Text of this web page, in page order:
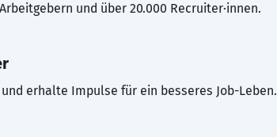
und über 20.000 Recruiter·innen.
erhalte Impulse für ein besseres Job-Leben.